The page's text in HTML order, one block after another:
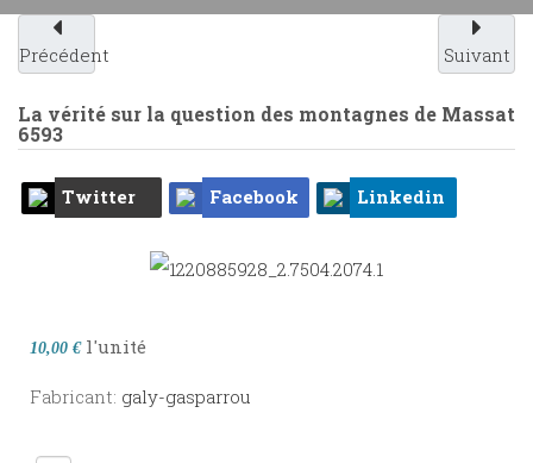
Précédent Suivant
La vérité sur la question des montagnes de Massat
6593
Twitter Facebook Linkedin
10,00 € l'unité
Fabricant: galy-gasparrou